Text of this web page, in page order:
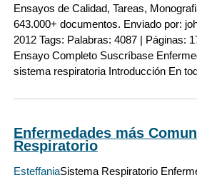
Ensayos de Calidad, Tareas,
643.000+ documentos. Enviado por:
2012 Tags: Palabras: 4087 | Páginas:
Ensayo Completo Suscríbase
sistema respiratoria Introducción En
Enfermedades más
Respiratorio
EsteffaniaSistema Respiratorio